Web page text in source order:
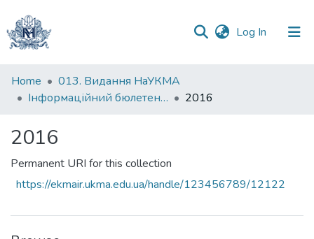
Log In (current)
Communities
&
All of DSpace
Statistics
Home
013. Видання НаУКМА
Інформаційний бюлетень НБ НаУКМА
2016
2016
Permanent URI for this collection
https://ekmair.ukma.edu.ua/handle/123456789/12122